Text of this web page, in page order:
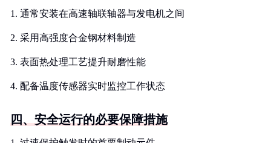
1. 通常安装在高速轴联轴器与发电机之间
2. 采用高强度合金钢材料制造
3. 表面热处理工艺提升耐磨性能
4. 配备温度传感器实时监控工作状态
四、安全运行的必要保障措施